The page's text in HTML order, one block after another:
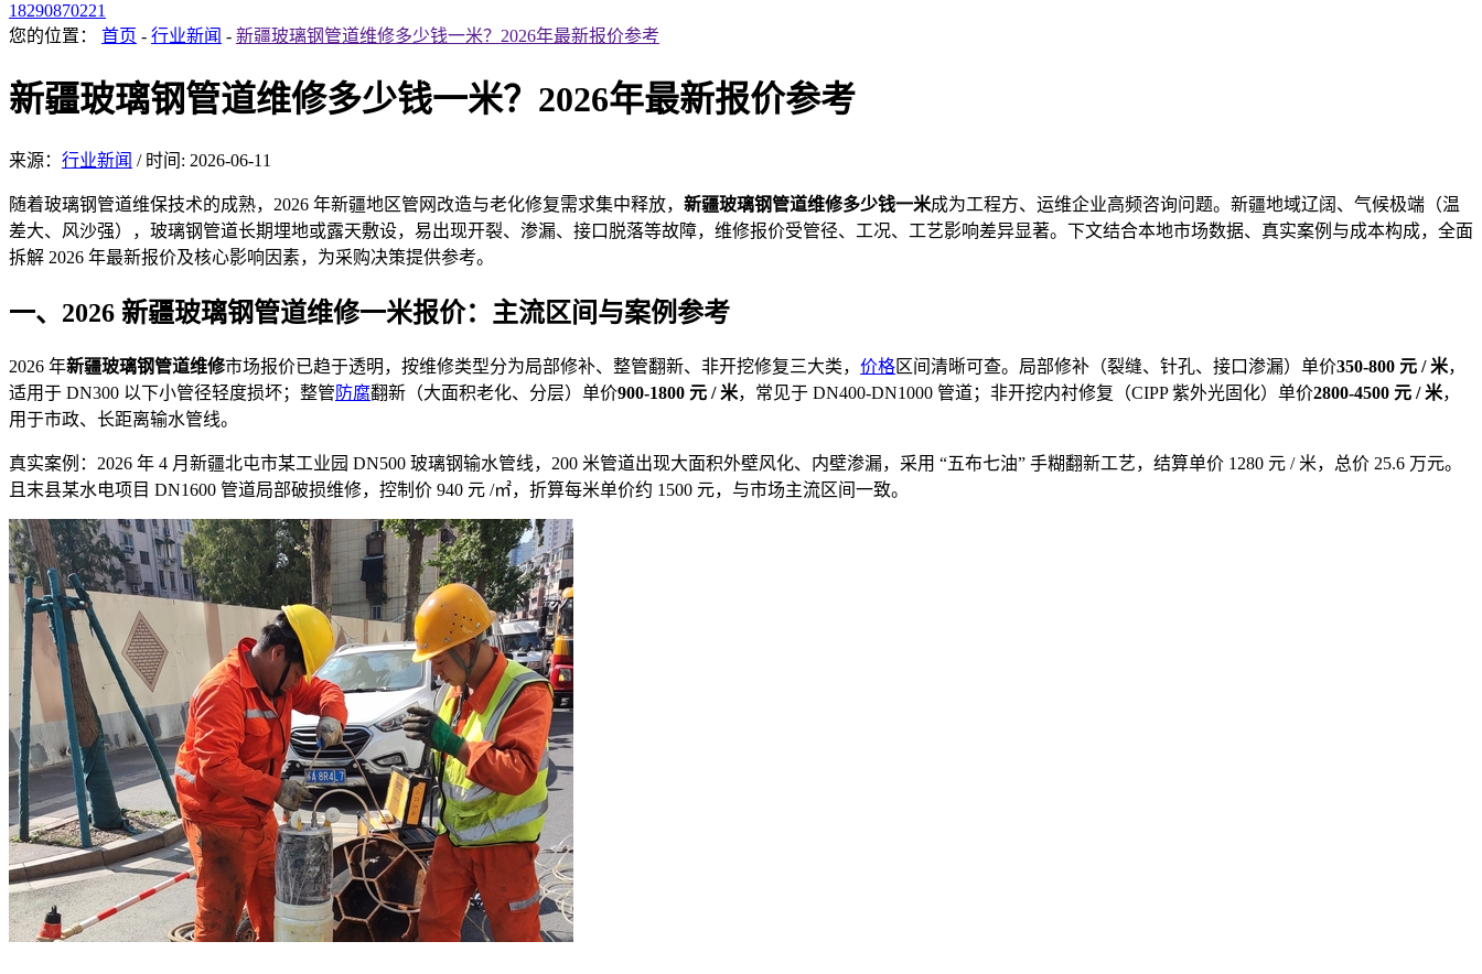
18290870221
您的位置： 首页 - 行业新闻 - 新疆玻璃钢管道维修多少钱一米？2026年最新报价参考
新疆玻璃钢管道维修多少钱一米？2026年最新报价参考
来源： 行业新闻 / 时间: 2026-06-11
随着玻璃钢管道维保技术的成熟，2026 年新疆地区管网改造与老化修复需求集中释放， 新疆玻璃钢管道维修多少钱一米成为工程方、运维企业高频咨询问题。新疆地域辽阔、气候极端（温
差大、风沙强），玻璃钢管道长期埋地或露天敷设，易出现开裂、渗漏、接口脱落等故障，维修报价受管径、工况、工艺影响差异显著。下文结合本地市场数据、真实案例与成本构成，全面
拆解 2026 年最新报价及核心影响因素，为采购决策提供参考。
一、2026 新疆玻璃钢管道维修一米报价：主流区间与案例参考
2026 年新疆玻璃钢管道维修市场报价已趋于透明，按维修类型分为局部修补、整管翻新、非开挖修复三大类，价格区间清晰可查。局部修补（裂缝、针孔、接口渗漏）单价350-800 元 / 米，
适用于 DN300 以下小管径轻度损坏；整管 防腐翻新（大面积老化、分层）单价900-1800 元 / 米，常见于 DN400-DN1000 管道；非开挖内衬修复（CIPP 紫外光固化）单价2800-4500 元 / 米，
用于市政、长距离输水管线。
真实案例：2026 年 4 月新疆北屯市某工业园 DN500 玻璃钢输水管线，200 米管道出现大面积外壁风化、内壁渗漏，采用 “五布七油” 手糊翻新工艺，结算单价 1280 元 / 米，总价 25.6 万元。
且末县某水电项目 DN1600 管道局部破损维修，控制价 940 元 /㎡，折算每米单价约 1500 元，与市场主流区间一致。